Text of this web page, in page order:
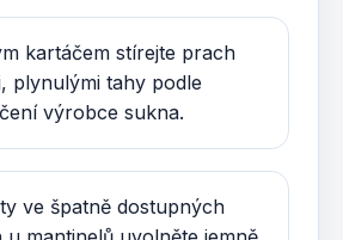
kartáčem stírejte prach
plynulými tahy podle
výrobce sukna.
ve špatně dostupných